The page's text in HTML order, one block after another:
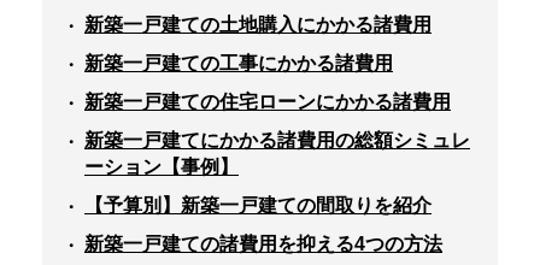
新築一戸建ての土地購入にかかる諸費用
新築一戸建ての工事にかかる諸費用
新築一戸建ての住宅ローンにかかる諸費用
新築一戸建てにかかる諸費用の総額シミュレ
ーション【事例】
【予算別】新築一戸建ての間取りを紹介
新築一戸建ての諸費用を抑える4つの方法